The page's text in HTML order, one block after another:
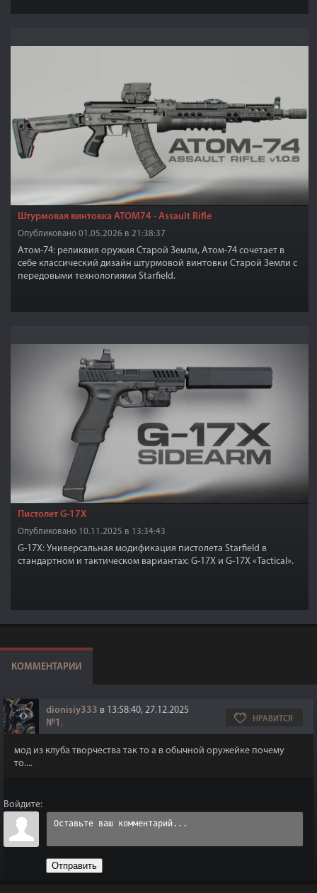
Штурмовая винтовка ATOM74 - Assault Rifle
Опубликовано 01.05.2026 в 21:38:37
Атом-74: реликвия оружия Старой Земли, Атом-74 сочетает в
себе классический дизайн штурмовой винтовки Старой Земли с
передовыми технологиями Starfield.
Пистолет G-17X
Опубликовано 10.11.2025 в 13:34:43
G-17X: Универсальная модификация пистолета Starfield в
стандартном и тактическом вариантах: G-17X и G-17X «Tactical».
КОММЕНТАРИИ
dionisiy333 в 13:58:40, 27.12.2025
№1 , НРАВИТСЯ
мод из клуба творчества так то а в обычной оружейке почему
то....
Войдите:
Отправить